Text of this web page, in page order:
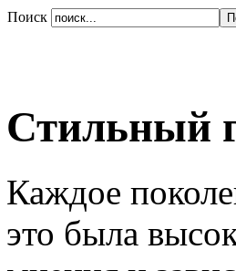
Поиск
Стильный
Каждое
это была